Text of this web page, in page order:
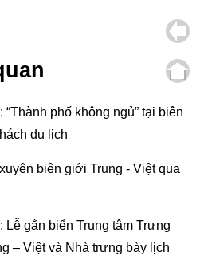
phố không ngủ” tại biên
du lịch
biên giới Trung - Việt qua
gắn biển Trung tâm Trưng
– Việt và Nhà trưng bày lịch